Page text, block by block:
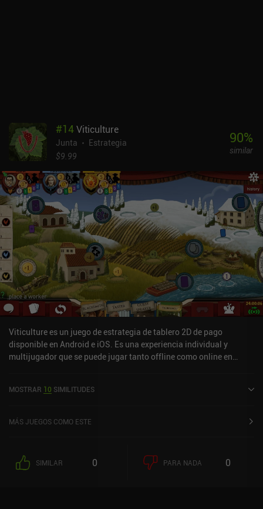
#14Viticulture
Junta
Estrategia
$9.99
90%
similar
Viticulture es un juego de estrategia de tablero 2D de pago
disponible en Android e iOS. Es una experiencia individual y
multijugador que se puede jugar tanto offline como online en
en la App Store de iOS.
MOSTRAR 10 SIMILITUDES
MÁS JUEGOS COMO ESTE
SIMILAR 0 PARA NADA 0